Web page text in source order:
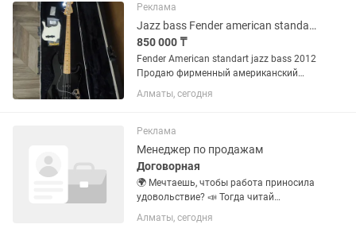
Заменяющие водители это в...
Реклама
Jazz bass Fender american standart 2012
850 000 ₸
Fender American standart jazz bass 2012
Продаю фирменный американский
джаз-бас от Фендер. Год выпуска -
2012, именно в это время на American
60s (на инструментах...
Алматы, сегодня
Реклама
Менеджер по продажам
Договорная
🌍 Мечтаешь, чтобы работа приносила
удовольствие? 📣 Тогда читай
внимательно — возможно, это именно
твой шанс! В SADMOL TRAVEL —
Алматы, сегодня